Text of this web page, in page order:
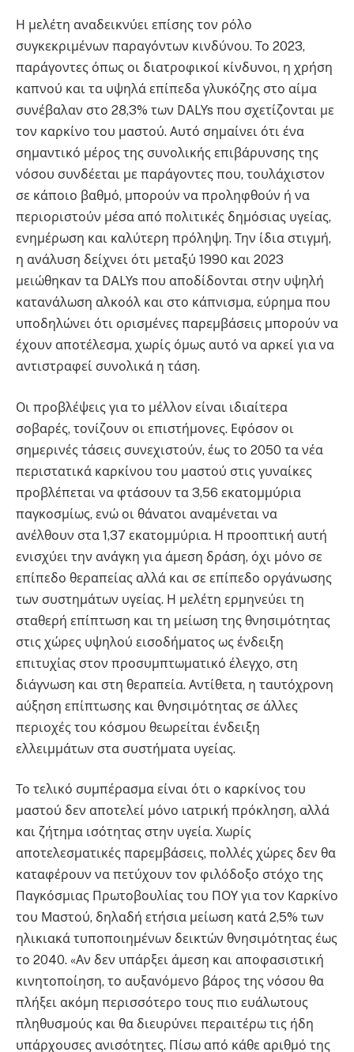
Η μελέτη αναδεικνύει επίσης τον ρόλο
συγκεκριμένων παραγόντων κινδύνου. Το 2023,
παράγοντες όπως οι διατροφικοί κίνδυνοι, η χρήση
καπνού και τα υψηλά επίπεδα γλυκόζης στο αίμα
συνέβαλαν στο 28,3% των DALYs που σχετίζονται με
τον καρκίνο του μαστού. Αυτό σημαίνει ότι ένα
σημαντικό μέρος της συνολικής επιβάρυνσης της
νόσου συνδέεται με παράγοντες που, τουλάχιστον
σε κάποιο βαθμό, μπορούν να προληφθούν ή να
περιοριστούν μέσα από πολιτικές δημόσιας υγείας,
ενημέρωση και καλύτερη πρόληψη. Την ίδια στιγμή,
η ανάλυση δείχνει ότι μεταξύ 1990 και 2023
μειώθηκαν τα DALYs που αποδίδονται στην υψηλή
κατανάλωση αλκοόλ και στο κάπνισμα, εύρημα που
υποδηλώνει ότι ορισμένες παρεμβάσεις μπορούν να
έχουν αποτέλεσμα, χωρίς όμως αυτό να αρκεί για να
αντιστραφεί συνολικά η τάση.
Οι προβλέψεις για το μέλλον είναι ιδιαίτερα
σοβαρές, τονίζουν οι επιστήμονες. Εφόσον οι
σημερινές τάσεις συνεχιστούν, έως το 2050 τα νέα
περιστατικά καρκίνου του μαστού στις γυναίκες
προβλέπεται να φτάσουν τα 3,56 εκατομμύρια
παγκοσμίως, ενώ οι θάνατοι αναμένεται να
ανέλθουν στα 1,37 εκατομμύρια. Η προοπτική αυτή
ενισχύει την ανάγκη για άμεση δράση, όχι μόνο σε
επίπεδο θεραπείας αλλά και σε επίπεδο οργάνωσης
των συστημάτων υγείας. Η μελέτη ερμηνεύει τη
σταθερή επίπτωση και τη μείωση της θνησιμότητας
στις χώρες υψηλού εισοδήματος ως ένδειξη
επιτυχίας στον προσυμπτωματικό έλεγχο, στη
διάγνωση και στη θεραπεία. Αντίθετα, η ταυτόχρονη
αύξηση επίπτωσης και θνησιμότητας σε άλλες
περιοχές του κόσμου θεωρείται ένδειξη
ελλειμμάτων στα συστήματα υγείας.
Το τελικό συμπέρασμα είναι ότι ο καρκίνος του
μαστού δεν αποτελεί μόνο ιατρική πρόκληση, αλλά
και ζήτημα ισότητας στην υγεία. Χωρίς
αποτελεσματικές παρεμβάσεις, πολλές χώρες δεν θα
καταφέρουν να πετύχουν τον φιλόδοξο στόχο της
Παγκόσμιας Πρωτοβουλίας του ΠΟΥ για τον Καρκίνο
του Μαστού, δηλαδή ετήσια μείωση κατά 2,5% των
ηλικιακά τυποποιημένων δεικτών θνησιμότητας έως
το 2040. «Αν δεν υπάρξει άμεση και αποφασιστική
κινητοποίηση, το αυξανόμενο βάρος της νόσου θα
πλήξει ακόμη περισσότερο τους πιο ευάλωτους
πληθυσμούς και θα διευρύνει περαιτέρω τις ήδη
υπάρχουσες ανισότητες. Πίσω από κάθε αριθμό της